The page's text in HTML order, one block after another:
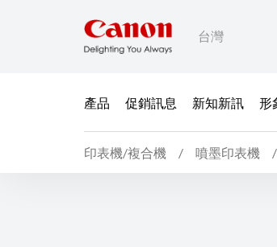
台灣
產品 促銷訊息 新知新訊 形
印表機/複合機 噴墨印表機